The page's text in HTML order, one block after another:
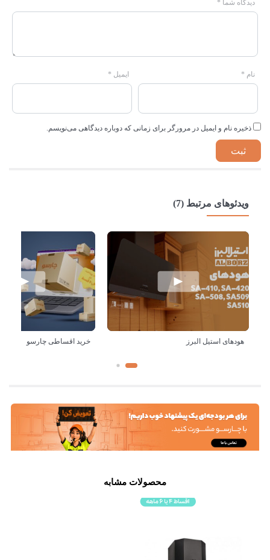
دیدگاه شما *
نام * ایمیل *
ذخیره نام و ایمیل در مرورگر برای زمانی که دوباره دیدگاهی می‌نویسم.
ویدئوهای مرتبط (7)
هودهای استیل البرز خرید اقساطی چارسو
محصولات مشابه